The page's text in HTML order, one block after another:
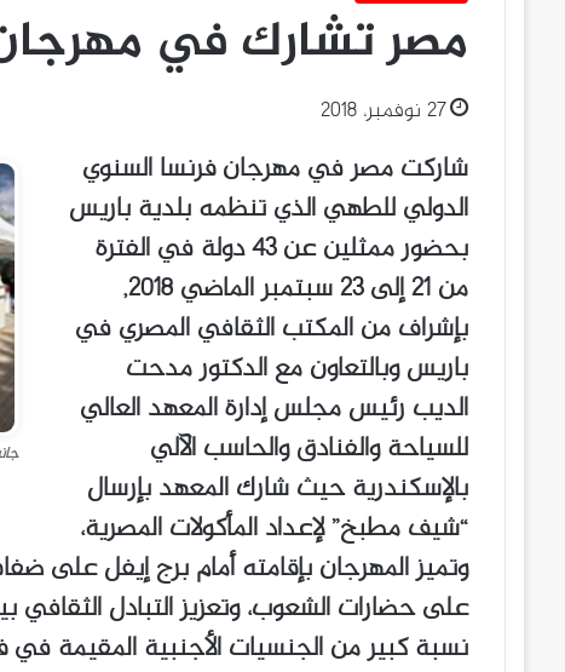
مصر تشارك في
27 نوفمبر، 2018
شاركت مصر في مهرجان فرنسا السنوي
الدولي للطهي الذي تنظمه بلدية باريس
بحضور ممثلين عن 43 دولة في الفترة
من 21 إلى 23 سبتمبر الماضي 2018,
بإشراف من المكتب الثقافي المصري في
باريس وبالتعاون مع الدكتور مدحت
الديب رئيس مجلس إدارة المعهد العالي
للسياحة والفنادق والحاسب الآلي
بالإسكندرية حيث شارك المعهد بإرسال
“شيف مطبخ” لإعداد المأكولات المصرية،
وتميز المهرجان بإقامته أمام برج إيفل على
على حضارات الشعوب، وتعزيز التبادل
نسبة كبير من الجنسيات الأجنبية المقيمة في